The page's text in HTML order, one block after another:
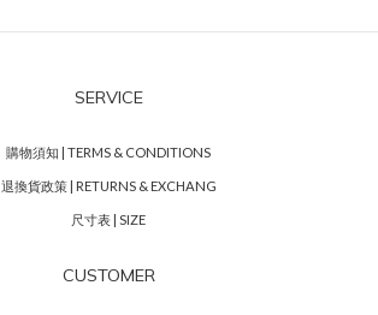
SERVICE
購物須知 | TERMS & CONDITIONS
退換貨政策 | RETURNS & EXCHANG
尺寸表 | SIZE
CUSTOMER